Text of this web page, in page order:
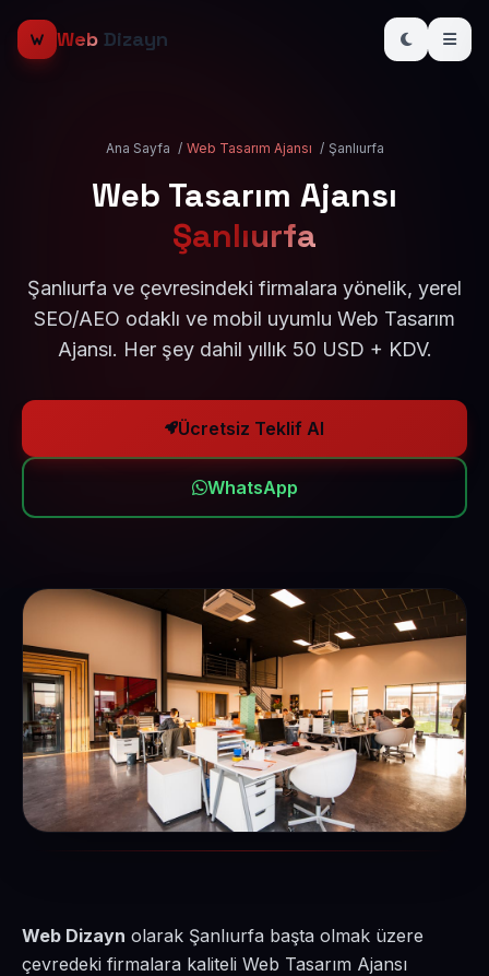
Web Dizayn
Ana Sayfa / Web Tasarım Ajansı / Şanlıurfa
Web Tasarım Ajansı
Şanlıurfa
Şanlıurfa ve çevresindeki firmalara yönelik, yerel
SEO/AEO odaklı ve mobil uyumlu Web Tasarım
Ajansı. Her şey dahil yıllık 50 USD + KDV.
Ücretsiz Teklif Al
WhatsApp
Web Dizayn olarak Şanlıurfa başta olmak üzere
çevredeki firmalara kaliteli Web Tasarım Ajansı